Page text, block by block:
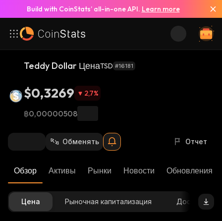
Build with CoinStats’ all-in-one API. Learn more
Teddy Dollar ЦенаTSD #16181
$0,3269 2,7%
฿0,00000508
Обменять Отчет
Обзор Активы Рынки Новости Обновления
Цена Рыночная капитализация Доступное